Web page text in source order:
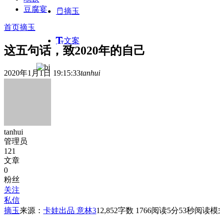
摘玉
文案
豆腐宴
首页摘玉
这五句话，致2020年的自己
2020年1月1日 19:15:33tanhui
tanhui
管理员
121
文章
0
粉丝
关注
私信
摘玉来源： 卡娃出品 意林312,852字数 1766阅读5分53秒阅读模